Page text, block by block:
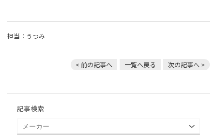
担当：うつみ
< 前の記事へ 一覧へ戻る 次の記事へ >
記事検索